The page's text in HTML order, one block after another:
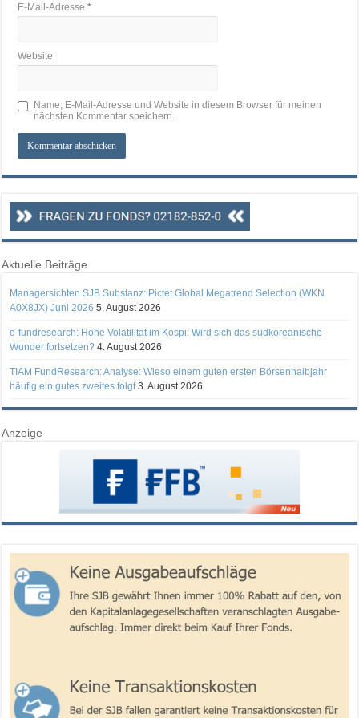
E-Mail-Adresse*
Website
Name, E-Mail-Adresse und Website in diesem Browser für meinen
nächsten Kommentar speichern.
Aktuelle Beiträge
Managersichten SJB Substanz: Pictet Global Megatrend Selection (WKN
A0X8JX) Juni 2026 5. August 2026
e-fundresearch: Hohe Volatilität im Kospi: Wird sich das südkoreanische
Wunder fortsetzen? 4. August 2026
TIAM FundResearch: Analyse: Wieso einem guten ersten Börsenhalbjahr
häufig ein gutes zweites folgt 3. August 2026
Anzeige